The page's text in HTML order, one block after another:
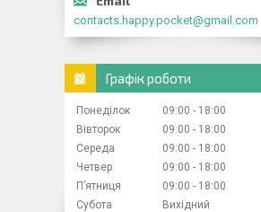
contacts.happy.pocket@gmail.com
Графік роботи
Понеділок 09:00
18:00
Вівторок
09:00
18:00
Середа
09:00
18:00
Четвер
09:00
18:00
Пʼятниця
09:00
18:00
Субота
Вихідний